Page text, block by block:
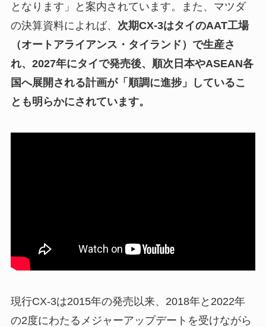
となります」と案内されています。また、マツダ
の決算資料によれば、 次期CX-3はタイのAAT工場
（オートアライアンス・タイランド）で生産さ
れ、2027年にタイで発売後、順次日本やASEAN各
国へ展開される計画が「順調に進捗」しているこ
とも明らかにされています。
現行CX-3は2015年の発売以来、2018年と2022年
の2度にわたるメジャーアップデートを受けながら